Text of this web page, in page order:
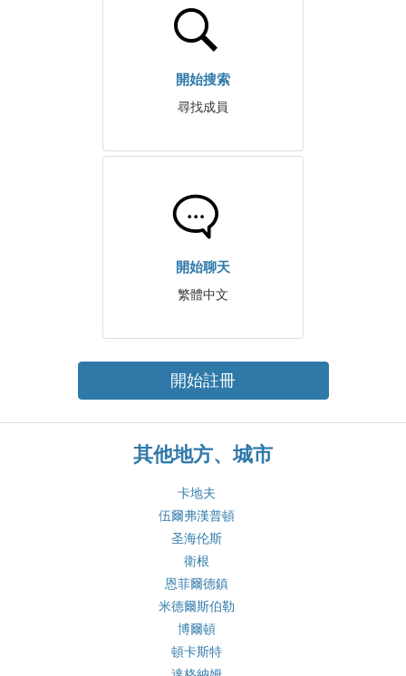
開始搜索
尋找成員
開始聊天
繁體中文
開始註冊
其他地方、城市
卡地夫
伍爾弗漢普頓
圣海伦斯
衛根
恩菲爾德鎮
米德爾斯伯勒
博爾頓
頓卡斯特